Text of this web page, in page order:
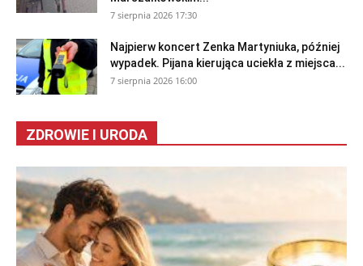
7 sierpnia 2026 17:30
Najpierw koncert Zenka Martyniuka, później
wypadek. Pijana kierująca uciekła z miejsca...
7 sierpnia 2026 16:00
ZDROWIE I URODA